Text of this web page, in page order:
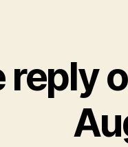
reply